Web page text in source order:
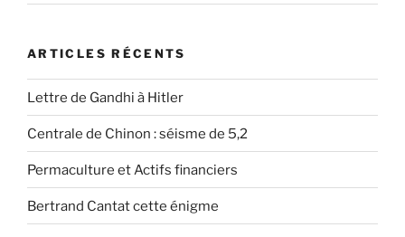
ARTICLES RÉCENTS
Lettre de Gandhi à Hitler
Centrale de Chinon : séisme de 5,2
Permaculture et Actifs financiers
Bertrand Cantat cette énigme